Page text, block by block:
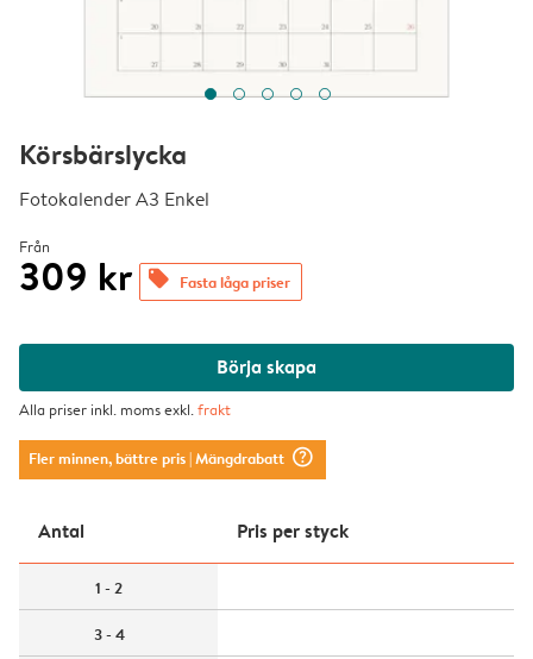
Körsbärslycka
Fotokalender A3 Enkel
Från
309 kr offers Fasta låga priser
Börja skapa
Alla priser inkl. moms exkl.frakt
Fler minnen, bättre pris| Mängdrabatt question_mark_circle
Antal Pris per styck
1 - 2
3 - 4